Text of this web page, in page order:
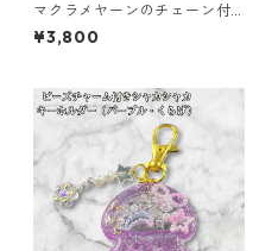
マクラメヤーンのチェーン付
ポーチ大小セット(紫) 巾着 布
小物 ハンドメイド 国産 本革
¥3,800